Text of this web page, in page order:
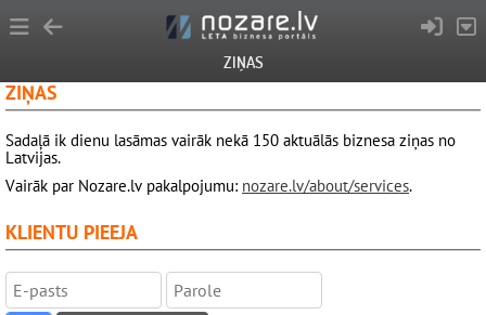
ZIŅAS
ZIŅAS
Sadaļā ik dienu lasāmas vairāk nekā 150 aktuālās biznesa ziņas no
Latvijas.
Vairāk par Nozare.lv pakalpojumu: nozare.lv/about/services.
KLIENTU PIEEJA